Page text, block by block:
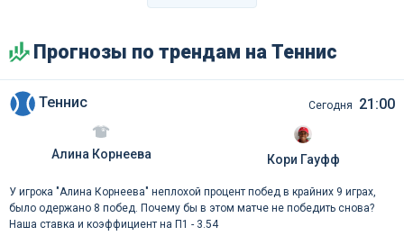
Прогнозы по трендам на Теннис
Теннис Сегодня 21:00
Алина Корнеева Кори Гауфф
У игрока "Алина Корнеева" неплохой процент побед в крайних 9 играх,
было одержано 8 побед. Почему бы в этом матче не победить снова?
Наша ставка и коэффициент на П1 - 3.54